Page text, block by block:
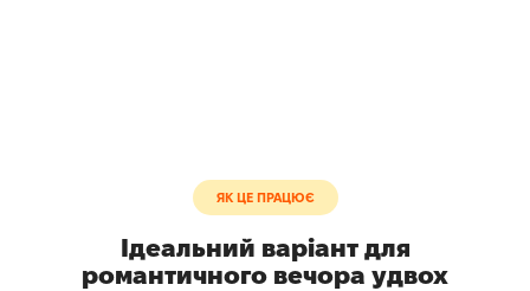
ЯК ЦЕ ПРАЦЮЄ
Ідеальний варіант для
романтичного вечора удвох